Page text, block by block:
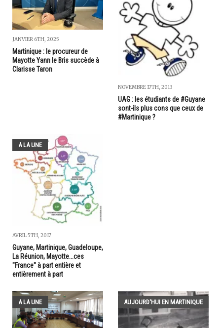
JANVIER 6TH, 2025
Martinique : le procureur de
Mayotte Yann le Bris succède à
Clarisse Taron
NOVEMBRE 17TH, 2013
UAG : les étudiants de #Guyane
sont-ils plus cons que ceux de
#Martinique ?
A LA UNE
AVRIL 5TH, 2017
Guyane, Martinique, Guadeloupe,
La Réunion, Mayotte...ces
"France" à part entière et
entièrement à part
A LA UNE AUJOURD'HUI EN MARTINIQUE